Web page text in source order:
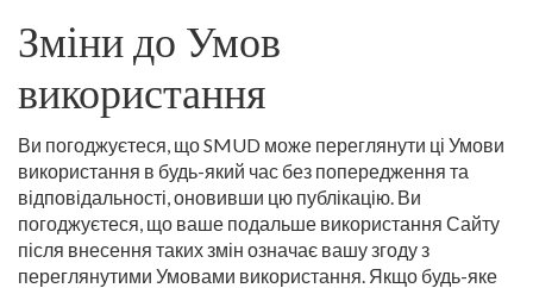
Зміни до Умов
використання
Ви погоджуєтеся, що SMUD може переглянути ці Умови
використання в будь-який час без попередження та
відповідальності, оновивши цю публікацію. Ви
погоджуєтеся, що ваше подальше використання Сайту
після внесення таких змін означає вашу згоду з
переглянутими Умовами використання. Якщо будь-яке